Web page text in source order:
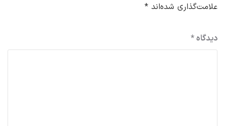
علامت‌گذاری شده‌اند *
دیدگاه*